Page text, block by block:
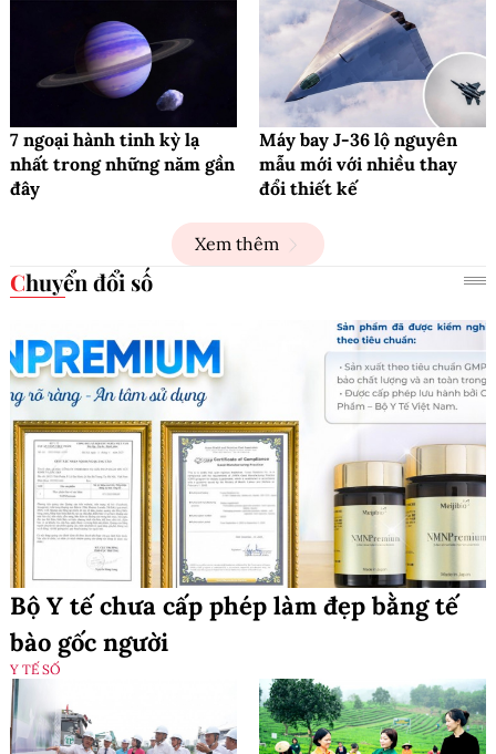
7 ngoại hành tinh kỳ lạ
nhất trong những năm gần
đây
Máy bay J-36 lộ nguyên
mẫu mới với nhiều thay
đổi thiết kế
Xem thêm
Chuyển đổi số
Bộ Y tế chưa cấp phép làm đẹp bằng tế
bào gốc người
Y TẾ SỐ